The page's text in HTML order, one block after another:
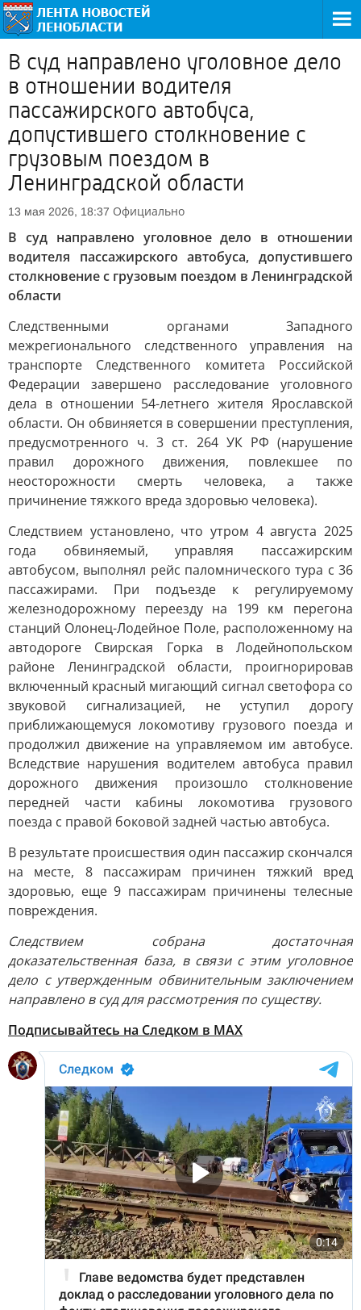
В суд направлено уголовное дело
в отношении водителя
пассажирского автобуса,
допустившего столкновение с
грузовым поездом в
Ленинградской области
13 мая 2026, 18:37 Официально
В суд направлено уголовное дело в отношении
водителя пассажирского автобуса, допустившего
столкновение с грузовым поездом в Ленинградской
области
Следственными органами Западного
межрегионального следственного управления на
транспорте Следственного комитета Российской
Федерации завершено расследование уголовного
дела в отношении 54-летнего жителя Ярославской
области. Он обвиняется в совершении преступления,
предусмотренного ч. 3 ст. 264 УК РФ (нарушение
правил дорожного движения, повлекшее по
неосторожности смерть человека, а также
причинение тяжкого вреда здоровью человека).
Следствием установлено, что утром 4 августа 2025
года обвиняемый, управляя пассажирским
автобусом, выполнял рейс паломнического тура с 36
пассажирами. При подъезде к регулируемому
железнодорожному переезду на 199 км перегона
станций Олонец-Лодейное Поле, расположенному на
автодороге Свирская Горка в Лодейнопольском
районе Ленинградской области, проигнорировав
включенный красный мигающий сигнал светофора со
звуковой сигнализацией, не уступил дорогу
приближающемуся локомотиву грузового поезда и
продолжил движение на управляемом им автобусе.
Вследствие нарушения водителем автобуса правил
дорожного движения произошло столкновение
передней части кабины локомотива грузового
поезда с правой боковой задней частью автобуса.
В результате происшествия один пассажир скончался
на месте, 8 пассажирам причинен тяжкий вред
здоровью, еще 9 пассажирам причинены телесные
повреждения.
Следствием собрана достаточная
доказательственная база, в связи с этим уголовное
дело с утвержденным обвинительным заключением
направлено в суд для рассмотрения по существу.
Подписывайтесь на Следком в MAX